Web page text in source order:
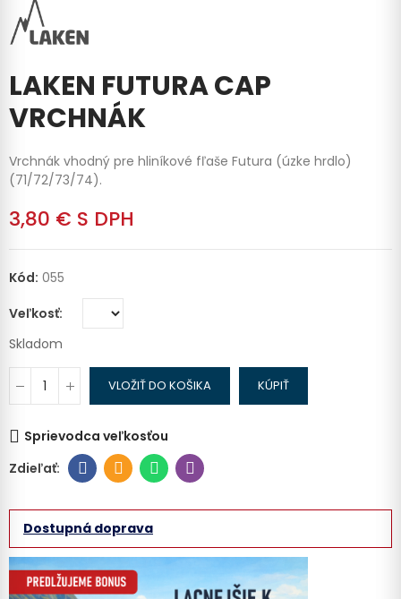
LAKEN FUTURA CAP
VRCHNÁK
Vrchnák vhodný pre hliníkové fľaše Futura (úzke hrdlo)
(71/72/73/74).
3,80 € S DPH
Kód: 055
Veľkosť
Skladom
VLOŽIŤ DO KOŠIKA KÚPIŤ
Sprievodca veľkosťou
Dostupná doprava